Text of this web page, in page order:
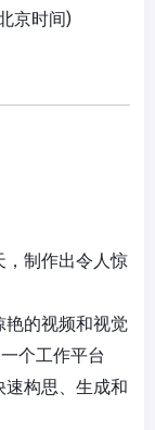
京时间)
，制作出令人惊
艳的视频和视觉
个工作平台
构思、生成和